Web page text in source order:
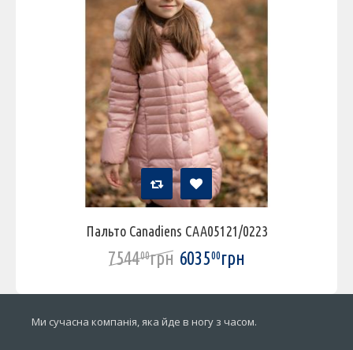
Пальто Canadiens CAA05121/0223
754400грн 603500грн
Ми сучасна компанія, яка йде в ногу з часом.